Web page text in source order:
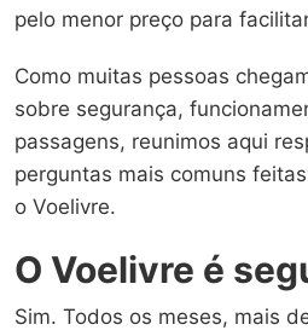
pelo menor preço para
Como muitas pessoas
sobre segurança,
passagens, reunimos aqui
perguntas mais comuns
o Voelivre.
O Voelivre é
Sim. Todos os meses, mais